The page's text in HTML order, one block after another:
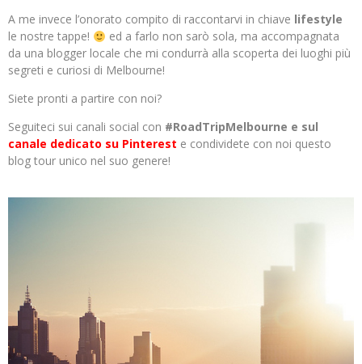
A me invece l’onorato compito di raccontarvi in chiave lifestyle
le nostre tappe!
ed a farlo non sarò sola, ma accompagnata
da una blogger locale che mi condurrà alla scoperta dei luoghi più
segreti e curiosi di Melbourne!
Siete pronti a partire con noi?
Seguiteci sui canali social con #RoadTripMelbourne e sul
canale dedicato su Pinterest e condividete con noi questo
blog tour unico nel suo genere!